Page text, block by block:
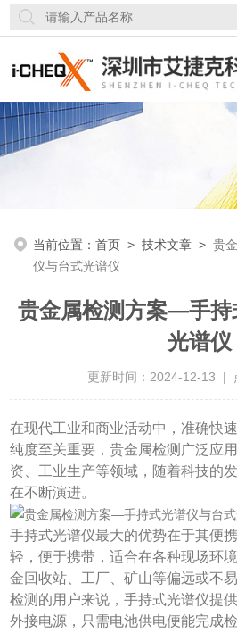
当前位置：首页 >技术文章 >贵
仪与台式光谱仪
贵金属检测方案—手持
光谱仪
更新时间：2024-12-13 |
在现代工业和商业活动中，准确快
纯度至关重要，贵金属检测广泛应
资、工业生产等领域，随着科技的
在不断演进。
手持式光谱仪最大的优势在于其便
轻，便于携带，适合在各种现场环
金回收站、工厂、矿山等偏远或不
检测的用户来说，手持式光谱仪提
外接电源，只需电池供电便能完成